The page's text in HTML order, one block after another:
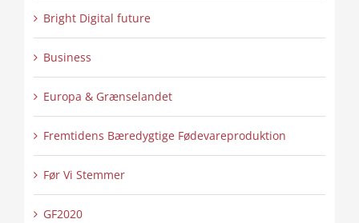
Bright Digital future
Business
Europa & Grænselandet
Fremtidens Bæredygtige Fødevareproduktion
Før Vi Stemmer
GF2020